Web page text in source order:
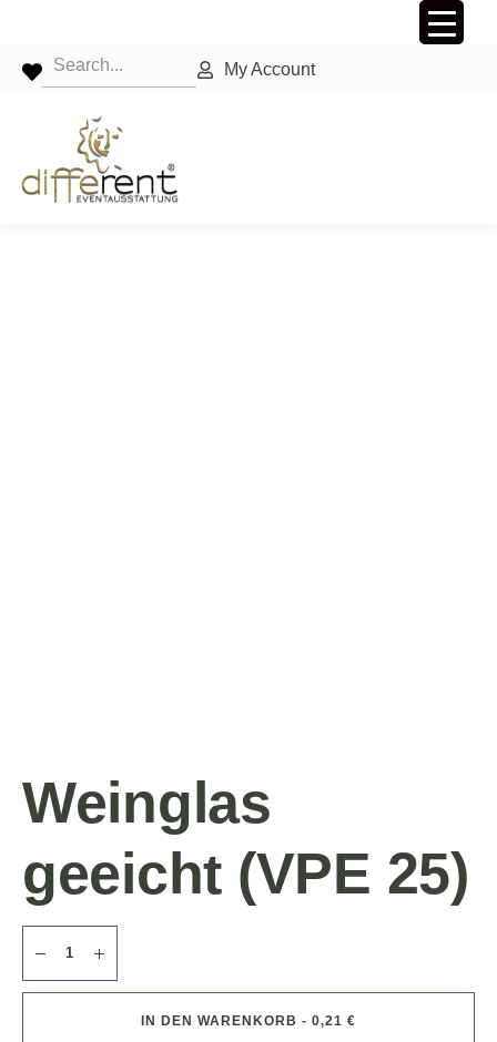
My Account
Weinglas
geeicht (VPE 25)
IN DEN WARENKORB - 0,21 €